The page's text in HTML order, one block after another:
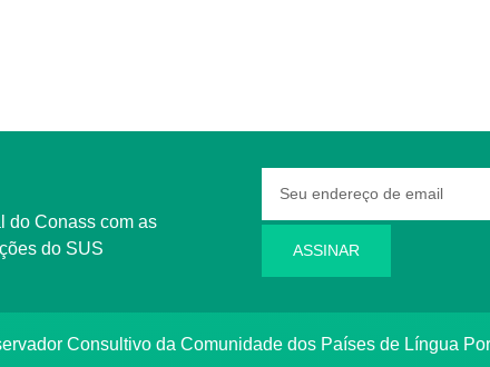
do SUS
ASSINAR
Consultivo da Comunidade dos Países de Língua